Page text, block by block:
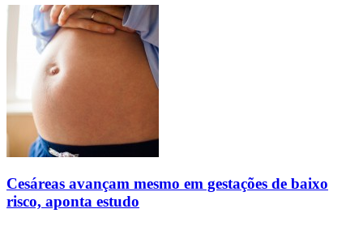
Cesáreas avançam mesmo em gestações de baixo
risco, aponta estudo